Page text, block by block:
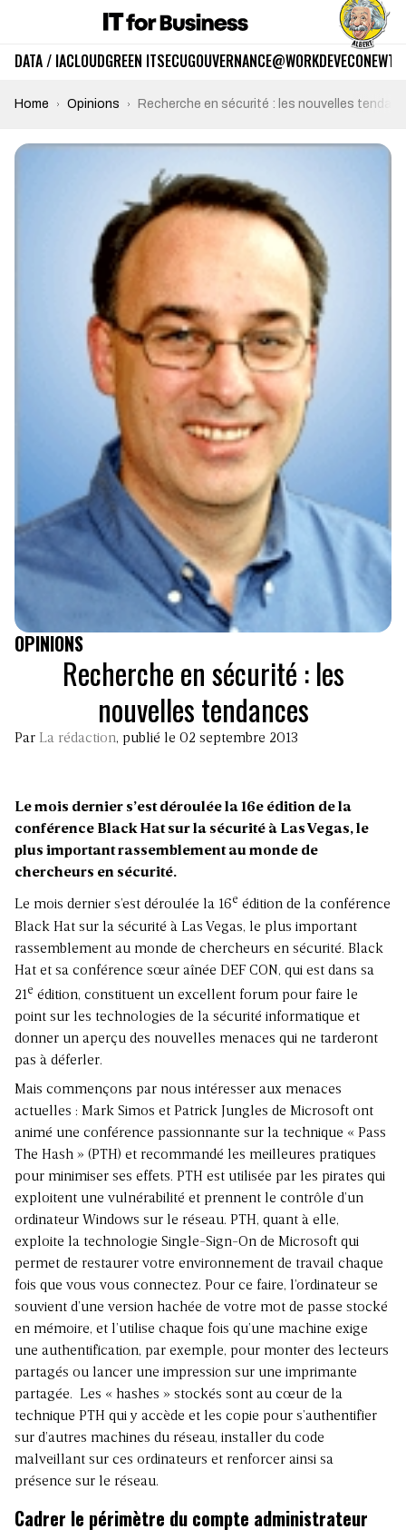
DATA / IACLOUDGREEN ITSECUGOUVERNANCE@WORKDEVECO
Home Opinions Recherche en sécurité : les nouvelles
OPINIONS
Recherche en sécurité : les
nouvelles tendances
Par La rédaction, publié le 02 septembre 2013
Le mois dernier s’est déroulée la 16e édition de la
conférence Black Hat sur la sécurité à Las Vegas, le
plus important rassemblement au monde de
chercheurs en sécurité.
Le mois dernier s’est déroulée la 16e édition de la conférence
Black Hat sur la sécurité à Las Vegas, le plus important
rassemblement au monde de chercheurs en sécurité. Black
Hat et sa conférence sœur aînée DEF CON, qui est dans sa
21e édition, constituent un excellent forum pour faire le
point sur les technologies de la sécurité informatique et
donner un aperçu des nouvelles menaces qui ne tarderont
pas à déferler.
Mais commençons par nous intéresser aux menaces
actuelles : Mark Simos et Patrick Jungles de Microsoft ont
animé une conférence passionnante sur la technique « Pass
The Hash » (PTH) et recommandé les meilleures pratiques
pour minimiser ses effets. PTH est utilisée par les pirates qui
exploitent une vulnérabilité et prennent le contrôle d’un
ordinateur Windows sur le réseau. PTH, quant à elle,
exploite la technologie Single-Sign-On de Microsoft qui
permet de restaurer votre environnement de travail chaque
fois que vous vous connectez. Pour ce faire, l’ordinateur se
souvient d’une version hachée de votre mot de passe stocké
en mémoire, et l’utilise chaque fois qu’une machine exige
une authentification, par exemple, pour monter des lecteurs
partagés ou lancer une impression sur une imprimante
partagée. Les « hashes » stockés sont au cœur de la
technique PTH qui y accède et les copie pour s’authentifier
sur d’autres machines du réseau, installer du code
malveillant sur ces ordinateurs et renforcer ainsi sa
présence sur le réseau.
Cadrer le périmètre du compte administrateur